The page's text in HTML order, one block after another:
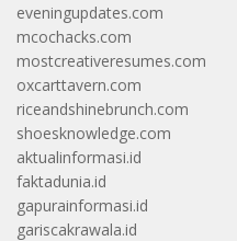
eveningupdates.com
mcochacks.com
mostcreativeresumes.com
oxcarttavern.com
riceandshinebrunch.com
shoesknowledge.com
aktualinformasi.id
faktadunia.id
gapurainformasi.id
gariscakrawala.id